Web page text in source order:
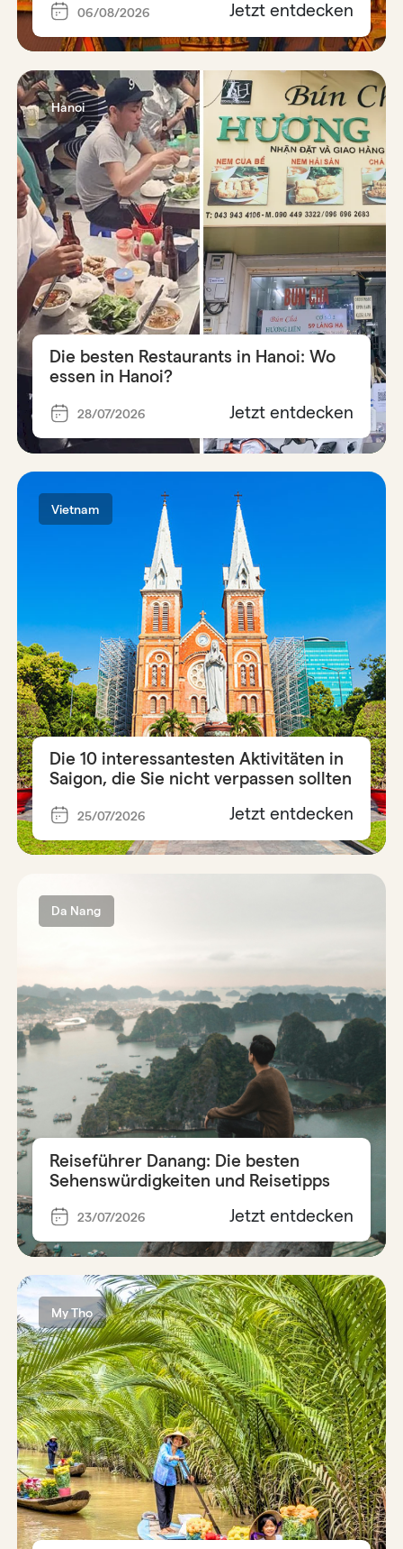
06/08/2026 Jetzt entdecken
Hanoi
Die besten Restaurants in Hanoi: Wo
essen in Hanoi?
28/07/2026 Jetzt entdecken
Vietnam
Die 10 interessantesten Aktivitäten in
Saigon, die Sie nicht verpassen sollten
25/07/2026 Jetzt entdecken
Da Nang
Reiseführer Danang: Die besten
Sehenswürdigkeiten und Reisetipps
23/07/2026 Jetzt entdecken
My Tho